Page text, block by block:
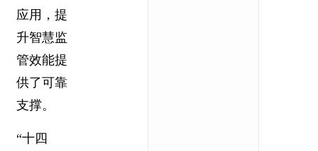
应用，提
升智慧监
管效能提
供了可靠
支撑。
“十四